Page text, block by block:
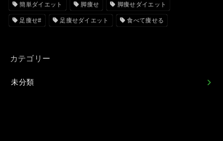
簡単ダイエット 脚痩せ 脚痩せダイエット
足痩せ# 足痩せダイエット 食べて痩せる
カテゴリー
未分類